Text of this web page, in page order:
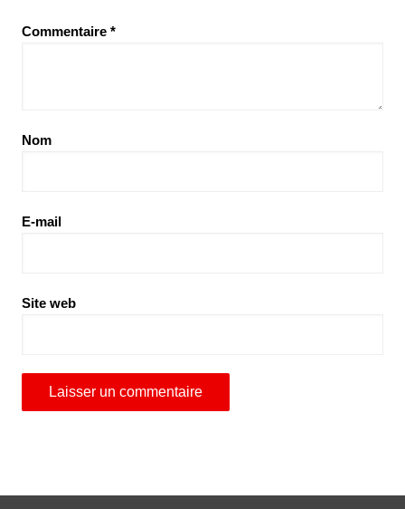
Commentaire *
Nom
E-mail
Site web